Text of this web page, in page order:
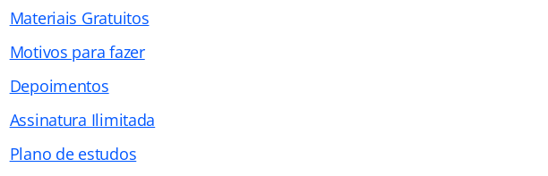
Materiais Gratuitos
Motivos para fazer
Depoimentos
Assinatura Ilimitada
Plano de estudos